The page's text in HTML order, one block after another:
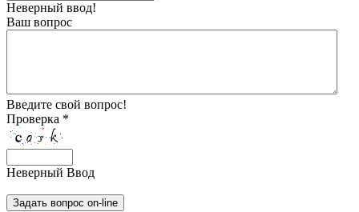
Неверный ввод!
Ваш вопрос
Введите свой вопрос!
Проверка *
Неверный Ввод